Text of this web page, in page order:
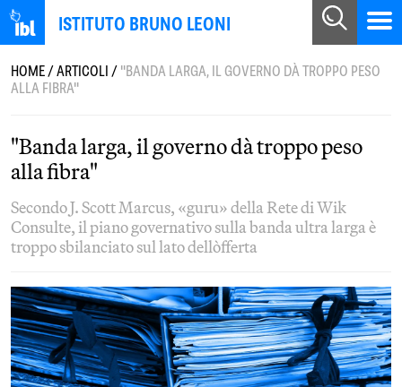
ISTITUTO BRUNO LEONI
HOME/ARTICOLI/"BANDA LARGA, IL GOVERNO DÀ TROPPO PESO
ALLA FIBRA"
"Banda larga, il governo dà troppo peso
alla fibra"
Secondo J. Scott Marcus, «guru» della Rete di Wik
Consulte, il piano governativo sulla banda ultra larga è
troppo sbilanciato sul lato dell`offerta